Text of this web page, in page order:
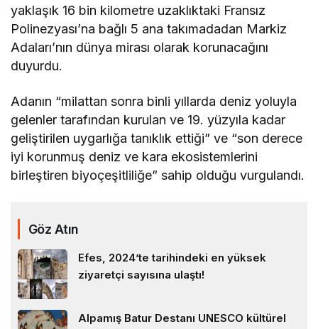
yaklaşık 16 bin kilometre uzaklıktaki Fransız
Polinezyası’na bağlı 5 ana takımadadan Markiz
Adaları’nın dünya mirası olarak korunacağını
duyurdu.
Adanın “milattan sonra binli yıllarda deniz yoluyla
gelenler tarafından kurulan ve 19. yüzyıla kadar
geliştirilen uygarlığa tanıklık ettiği” ve “son derece
iyi korunmuş deniz ve kara ekosistemlerini
birleştiren biyoçeşitliliğe” sahip olduğu vurgulandı.
Göz Atın
Efes, 2024’te tarihindeki en yüksek
ziyaretçi sayısına ulaştı!
Alpamış Batur Destanı UNESCO kültürel